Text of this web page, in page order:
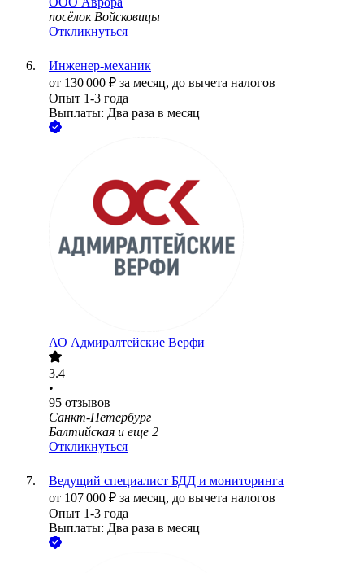
посёлок Войсковицы
Откликнуться
Инженер-механик
от 130 000 ₽ за месяц, до вычета налогов
Опыт 1-3 года
Выплаты: Два раза в месяц
АО Адмиралтейские Верфи
3.4
•
95 отзывов
Санкт-Петербург
Балтийская и еще 2
Откликнуться
Ведущий специалист БДД и мониторинга
от 107 000 ₽ за месяц, до вычета налогов
Опыт 1-3 года
Выплаты: Два раза в месяц